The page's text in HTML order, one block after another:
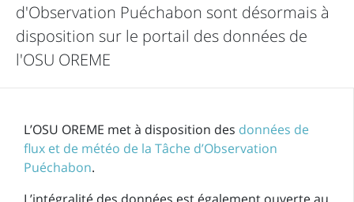
d'Observation Puéchabon sont désormais à
disposition sur le portail des données de
l'OSU OREME
L’OSU OREME met à disposition des données de
flux et de météo de la Tâche d’Observation
Puéchabon.